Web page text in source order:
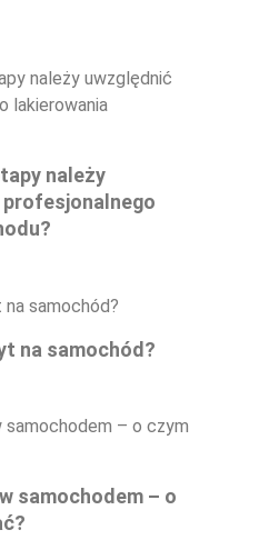
należy
na samochód?
samochodem – o